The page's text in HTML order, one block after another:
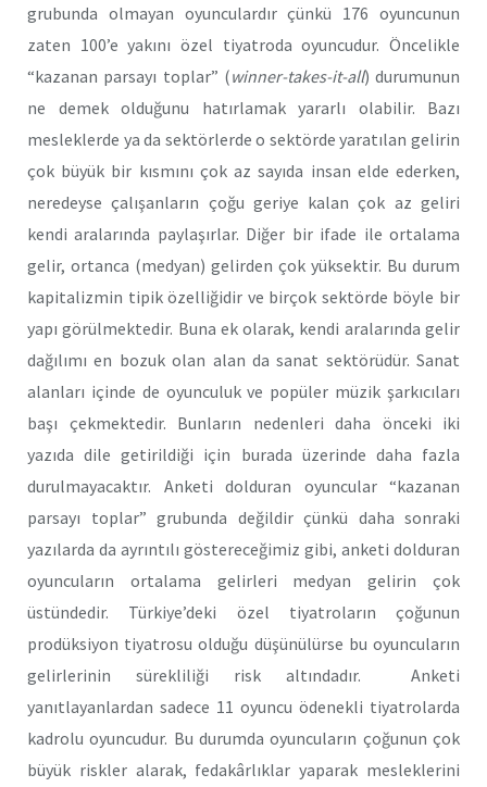
grubunda olmayan oyunculardır çünkü 176 oyuncunun
zaten 100’e yakını özel tiyatroda oyuncudur. Öncelikle
“kazanan parsayı toplar” (winner-takes-it-all) durumunun
ne demek olduğunu hatırlamak yararlı olabilir. Bazı
mesleklerde ya da sektörlerde o sektörde yaratılan gelirin
çok büyük bir kısmını çok az sayıda insan elde ederken,
neredeyse çalışanların çoğu geriye kalan çok az geliri
kendi aralarında paylaşırlar. Diğer bir ifade ile ortalama
gelir, ortanca (medyan) gelirden çok yüksektir. Bu durum
kapitalizmin tipik özelliğidir ve birçok sektörde böyle bir
yapı görülmektedir. Buna ek olarak, kendi aralarında gelir
dağılımı en bozuk olan alan da sanat sektörüdür. Sanat
alanları içinde de oyunculuk ve popüler müzik şarkıcıları
başı çekmektedir. Bunların nedenleri daha önceki iki
yazıda dile getirildiği için burada üzerinde daha fazla
durulmayacaktır. Anketi dolduran oyuncular “kazanan
parsayı toplar” grubunda değildir çünkü daha sonraki
yazılarda da ayrıntılı göstereceğimiz gibi, anketi dolduran
oyuncuların ortalama gelirleri medyan gelirin çok
üstündedir. Türkiye’deki özel tiyatroların çoğunun
prodüksiyon tiyatrosu olduğu düşünülürse bu oyuncuların
gelirlerinin sürekliliği risk altındadır. Anketi
yanıtlayanlardan sadece 11 oyuncu ödenekli tiyatrolarda
kadrolu oyuncudur. Bu durumda oyuncuların çoğunun çok
büyük riskler alarak, fedakârlıklar yaparak mesleklerini